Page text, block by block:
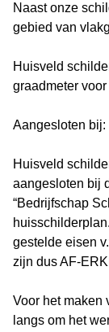
Naast onze
gebied van
Huisveld
graadmeter
Aangesloten bij:
Huisveld
aangesloten bij
“Bedrijfschap
gestelde eisen
zijn dus AF-
Voor het maken
langs om het